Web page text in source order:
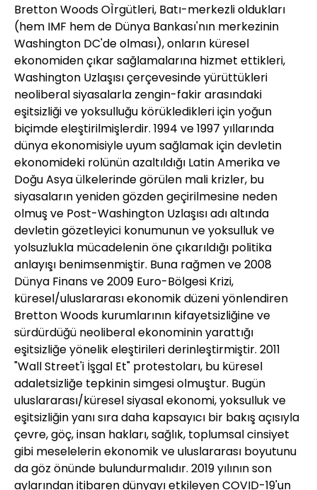
Bretton Woods OÌrgütleri, Batı-merkezli oldukları
(hem IMF hem de Dünya Bankası'nın merkezinin
Washington DC'de olması), onların küresel
ekonomiden çıkar sağlamalarına hizmet ettikleri,
Washington Uzlaşısı çerçevesinde yürüttükleri
neoliberal siyasalarla zengin-fakir arasındaki
eşitsizliği ve yoksulluğu körükledikleri için yoğun
biçimde eleştirilmişlerdir. 1994 ve 1997 yıllarında
dünya ekonomisiyle uyum sağlamak için devletin
ekonomideki rolünün azaltıldığı Latin Amerika ve
Doğu Asya ülkelerinde görülen mali krizler, bu
siyasaların yeniden gözden geçirilmesine neden
olmuş ve Post-Washington Uzlaşısı adı altında
devletin gözetleyici konumunun ve yoksulluk ve
yolsuzlukla mücadelenin öne çıkarıldığı politika
anlayışı benimsenmiştir. Buna rağmen ve 2008
Dünya Finans ve 2009 Euro-Bölgesi Krizi,
küresel/uluslararası ekonomik düzeni yönlendiren
Bretton Woods kurumlarının kifayetsizliğine ve
sürdürdüğü neoliberal ekonominin yarattığı
eşitsizliğe yönelik eleştirileri derinleştirmiştir. 2011
"Wall Street'i İşgal Et" protestoları, bu küresel
adaletsizliğe tepkinin simgesi olmuştur. Bugün
uluslararası/küresel siyasal ekonomi, yoksulluk ve
eşitsizliğin yanı sıra daha kapsayıcı bir bakış açısıyla
çevre, göç, insan hakları, sağlık, toplumsal cinsiyet
gibi meselelerin ekonomik ve uluslararası boyutunu
da göz önünde bulundurmalıdır. 2019 yılının son
aylarından itibaren dünyayı etkileyen COVID-19'un